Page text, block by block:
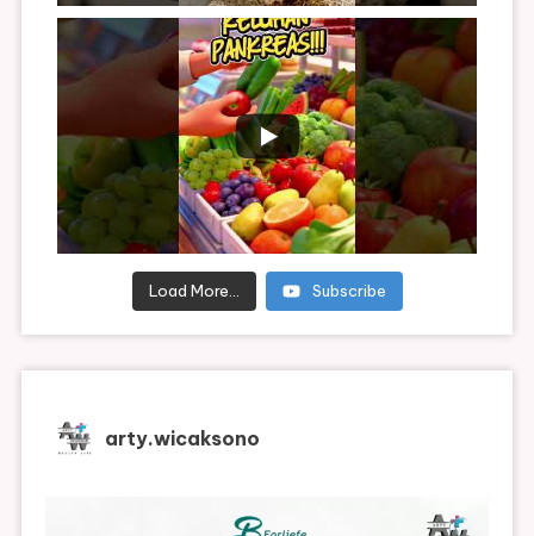
Load More... Subscribe
arty.wicaksono